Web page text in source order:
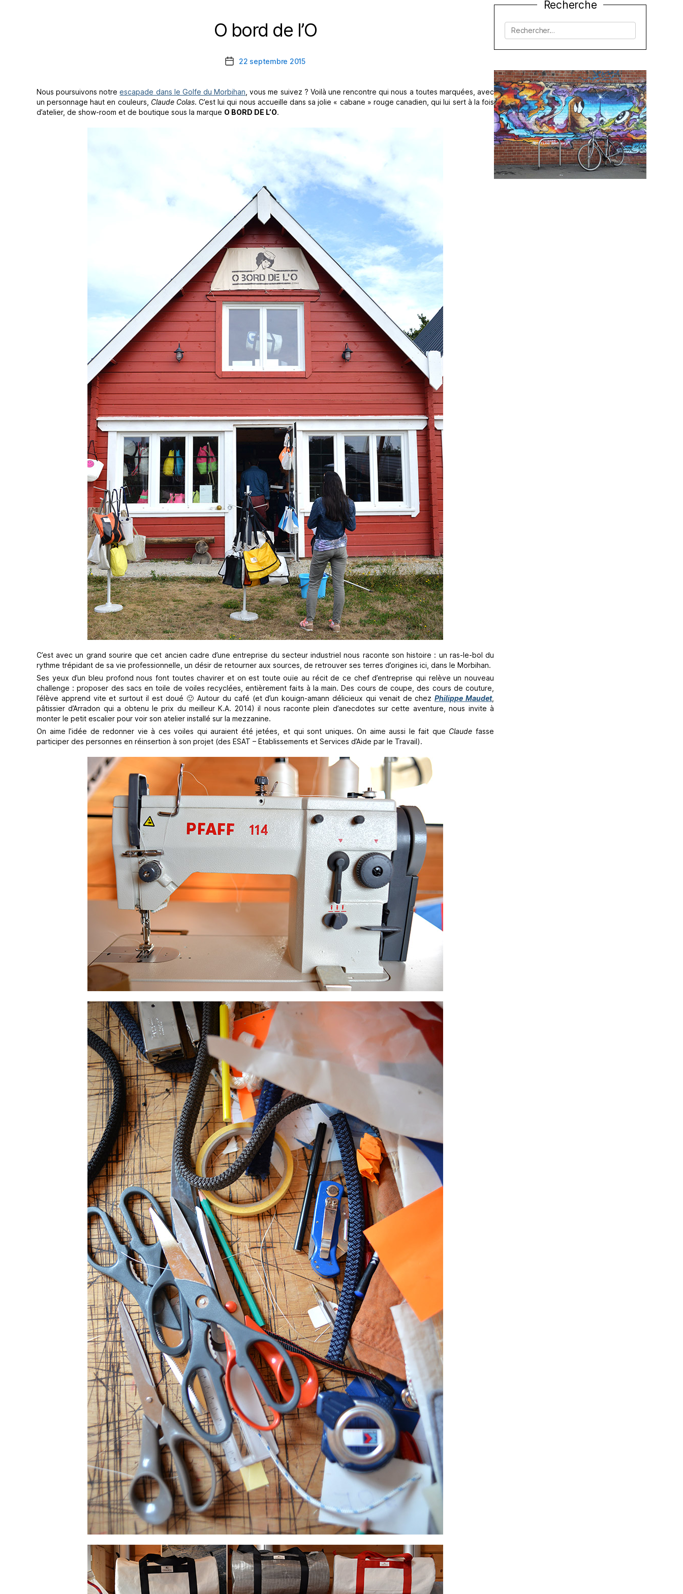
Catégories
O bord de l’O
Date22 septembre 2015
Nous poursuivons notreescapade dans le Golfe du Morbihan , vous me suivez ? Voilà une rencontre qui nous a toutes marquées, avec
un personnage haut en couleurs, Claude Colas. C’est lui qui nous accueille dans sa jolie « cabane » rouge canadien, qui lui sert à la fois
d’atelier, de show-room et de boutique sous la marque O BORD DE L’O.
C’est avec un grand sourire que cet ancien cadre d’une entreprise du secteur industriel nous raconte son histoire : un ras-le-bol du
rythme trépidant de sa vie professionnelle, un désir de retourner aux sources, de retrouver ses terres d’origines ici, dans le Morbihan.
Ses yeux d’un bleu profond nous font toutes chavirer et on est toute ouïe au récit de ce chef d’entreprise qui relève un nouveau
challenge : proposer des sacs en toile de voiles recyclées, entièrement faits à la main. Des cours de coupe, des cours de couture,
l’élève apprend vite et surtout il est doué 🙂 Autour du café (et d’un kouign-amann délicieux qui venait de chezPhilippe Maudet,
pâtissier d’Arradon qui a obtenu le prix du meilleur K.A. 2014) il nous raconte plein d’anecdotes sur cette aventure, nous invite à
monter le petit escalier pour voir son atelier installé sur la mezzanine.
On aime l’idée de redonner vie à ces voiles qui auraient été jetées, et qui sont uniques. On aime aussi le fait que Claude fasse
participer des personnes en réinsertion à son projet (des ESAT – Etablissements et Services d’Aide par le Travail).
Recherche
Rechercher :